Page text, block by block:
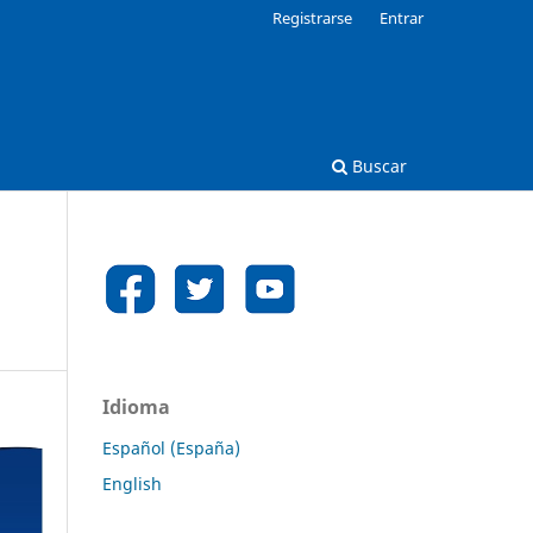
Buscar
Registrarse Entrar
Idioma
Español (España)
English